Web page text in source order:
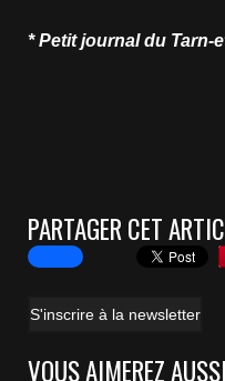
* Petit journal du Tarn-
PARTAGER CET
S'inscrire à la newsletter
VOUS AIMEREZ